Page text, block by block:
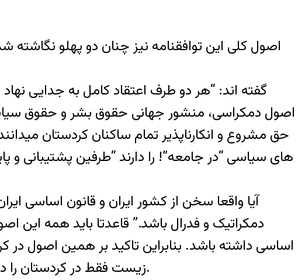
اصول کلی این توافقنامه نیز چنان دو پهلو
گفته اند: “هر دو طرف اعتقاد کامل به جدایی
اصول دمکراسی، منشور جهانی حقوق بشر و حقوق
حق مشروع و انکارناپذیر تمام ساکنان کردستان
های سیاسی “در جامعه”! را دارند “طرفین
آیا واقعا سخن از کشور ایران و قانون اساسی
دمکراتیک و فدرال باشد.” قاعدتا باید همه این
اساسی داشته باشد. بنابراین تاکید بر همین اصول
زیست فقط در کردستان را در قانون اساسی ایران آورد و برابری قانونی را زیر پا نهاد یا سخن از قانون اساسی دیگری است.